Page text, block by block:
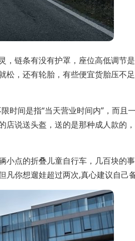
，链条有没有护罩，座位高低调节
松，还有轮胎，有些便宜货胎压不
时间是指“当天营业时间内”，而且
店说送头盔，送的是那种成人款的
小点的折叠儿童自行车，几百块的
你想遛娃超过两次,真心建议自己备